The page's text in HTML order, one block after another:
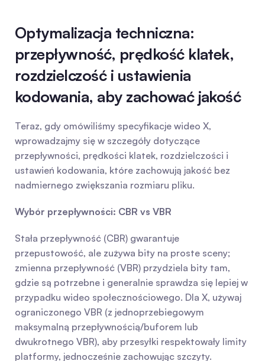
Optymalizacja techniczna:
przepływność, prędkość klatek,
rozdzielczość i ustawienia
kodowania, aby zachować jakość
Teraz, gdy omówiliśmy specyfikacje wideo X,
wprowadzajmy się w szczegóły dotyczące
przepływności, prędkości klatek, rozdzielczości i
ustawień kodowania, które zachowują jakość bez
nadmiernego zwiększania rozmiaru pliku.
Wybór przepływności: CBR vs VBR
Stała przepływność (CBR) gwarantuje
przepustowość, ale zużywa bity na proste sceny;
zmienna przepływność (VBR) przydziela bity tam,
gdzie są potrzebne i generalnie sprawdza się lepiej w
przypadku wideo społecznościowego. Dla X, używaj
ograniczonego VBR (z jednoprzebiegowym
maksymalną przepływnością/buforem lub
dwukrotnego VBR), aby przesyłki respektowały limity
platformy, jednocześnie zachowując szczyty.